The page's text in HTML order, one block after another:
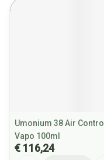
Umonium 38 Air Control
Vapo 100ml
€ 116,24